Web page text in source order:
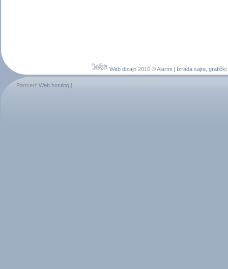
Web dizajn2010 ©Alarmi| Izrada sajta, grafički
Partneri: Web hosting |